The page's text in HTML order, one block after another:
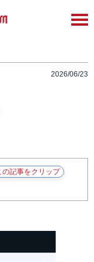
2026/06/23